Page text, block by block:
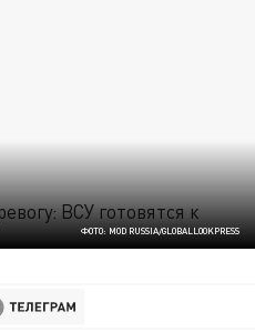
ФОТО: MOD RUSSIA/GLOBALLOOKPRESS